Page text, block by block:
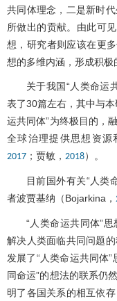
共同体理念，二是新时
所做出的贡献。由此可
想，研究者则应该在更
想的多维内涵，形成积极
关于我国“人类命运
表了30篇左右，其中与
运共同体”为终极目的，
全球治理提供思想资源
2017 ；贾敏， 2018）。
目前国外有关“人类
者波贾基纳（Bojarkina，
“人类命运共同体”
解决人类面临共同问题
发展了“人类命运共同体
同命运”的想法的联系仍
明了各国关系的相互依